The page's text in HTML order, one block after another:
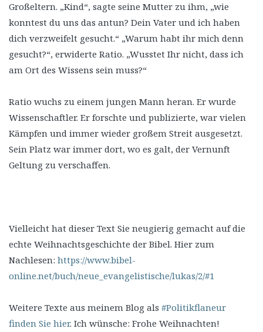
Großeltern. „Kind“, sagte seine Mutter zu ihm, „wie
konntest du uns das antun? Dein Vater und ich haben
dich verzweifelt gesucht.“ „Warum habt ihr mich denn
gesucht?“, erwiderte Ratio. „Wusstet Ihr nicht, dass ich
am Ort des Wissens sein muss?“
Ratio wuchs zu einem jungen Mann heran. Er wurde
Wissenschaftler. Er forschte und publizierte, war vielen
Kämpfen und immer wieder großem Streit ausgesetzt.
Sein Platz war immer dort, wo es galt, der Vernunft
Geltung zu verschaffen.
Vielleicht hat dieser Text Sie neugierig gemacht auf die
echte Weihnachtsgeschichte der Bibel. Hier zum
Nachlesen: https://www.bibel-
online.net/buch/neue_evangelistische/lukas/2/#1
Weitere Texte aus meinem Blog als #Politikflaneur
finden Sie hier. Ich wünsche: Frohe Weihnachten!